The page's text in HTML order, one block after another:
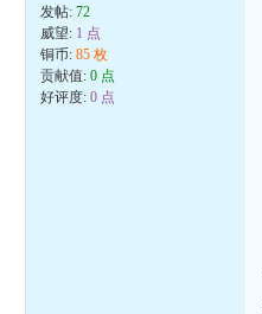
发帖:72
威望: 1 点
铜币:85 枚
贡献值:0 点
好评度:0 点